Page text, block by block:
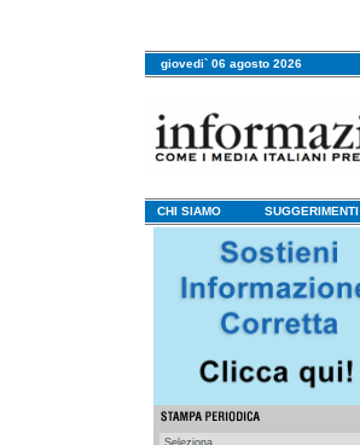
giovedi` 06 agosto 2026
CHI SIAMO SUGGERIMENTI